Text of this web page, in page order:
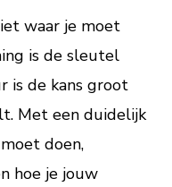
waar je moet
is de sleutel
is de kans groot
Met een duidelijk
doen,
hoe je jouw